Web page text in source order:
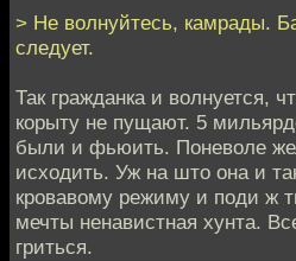
> Не волнуйтесь, камрады.
следует.
Так гражданка и волнуется,
корыту не пущают. 5
были и фьюить. Поневоле
исходить. Уж на што она и
кровавому режиму и поди ж
мечты ненавистная хунта.
гриться.